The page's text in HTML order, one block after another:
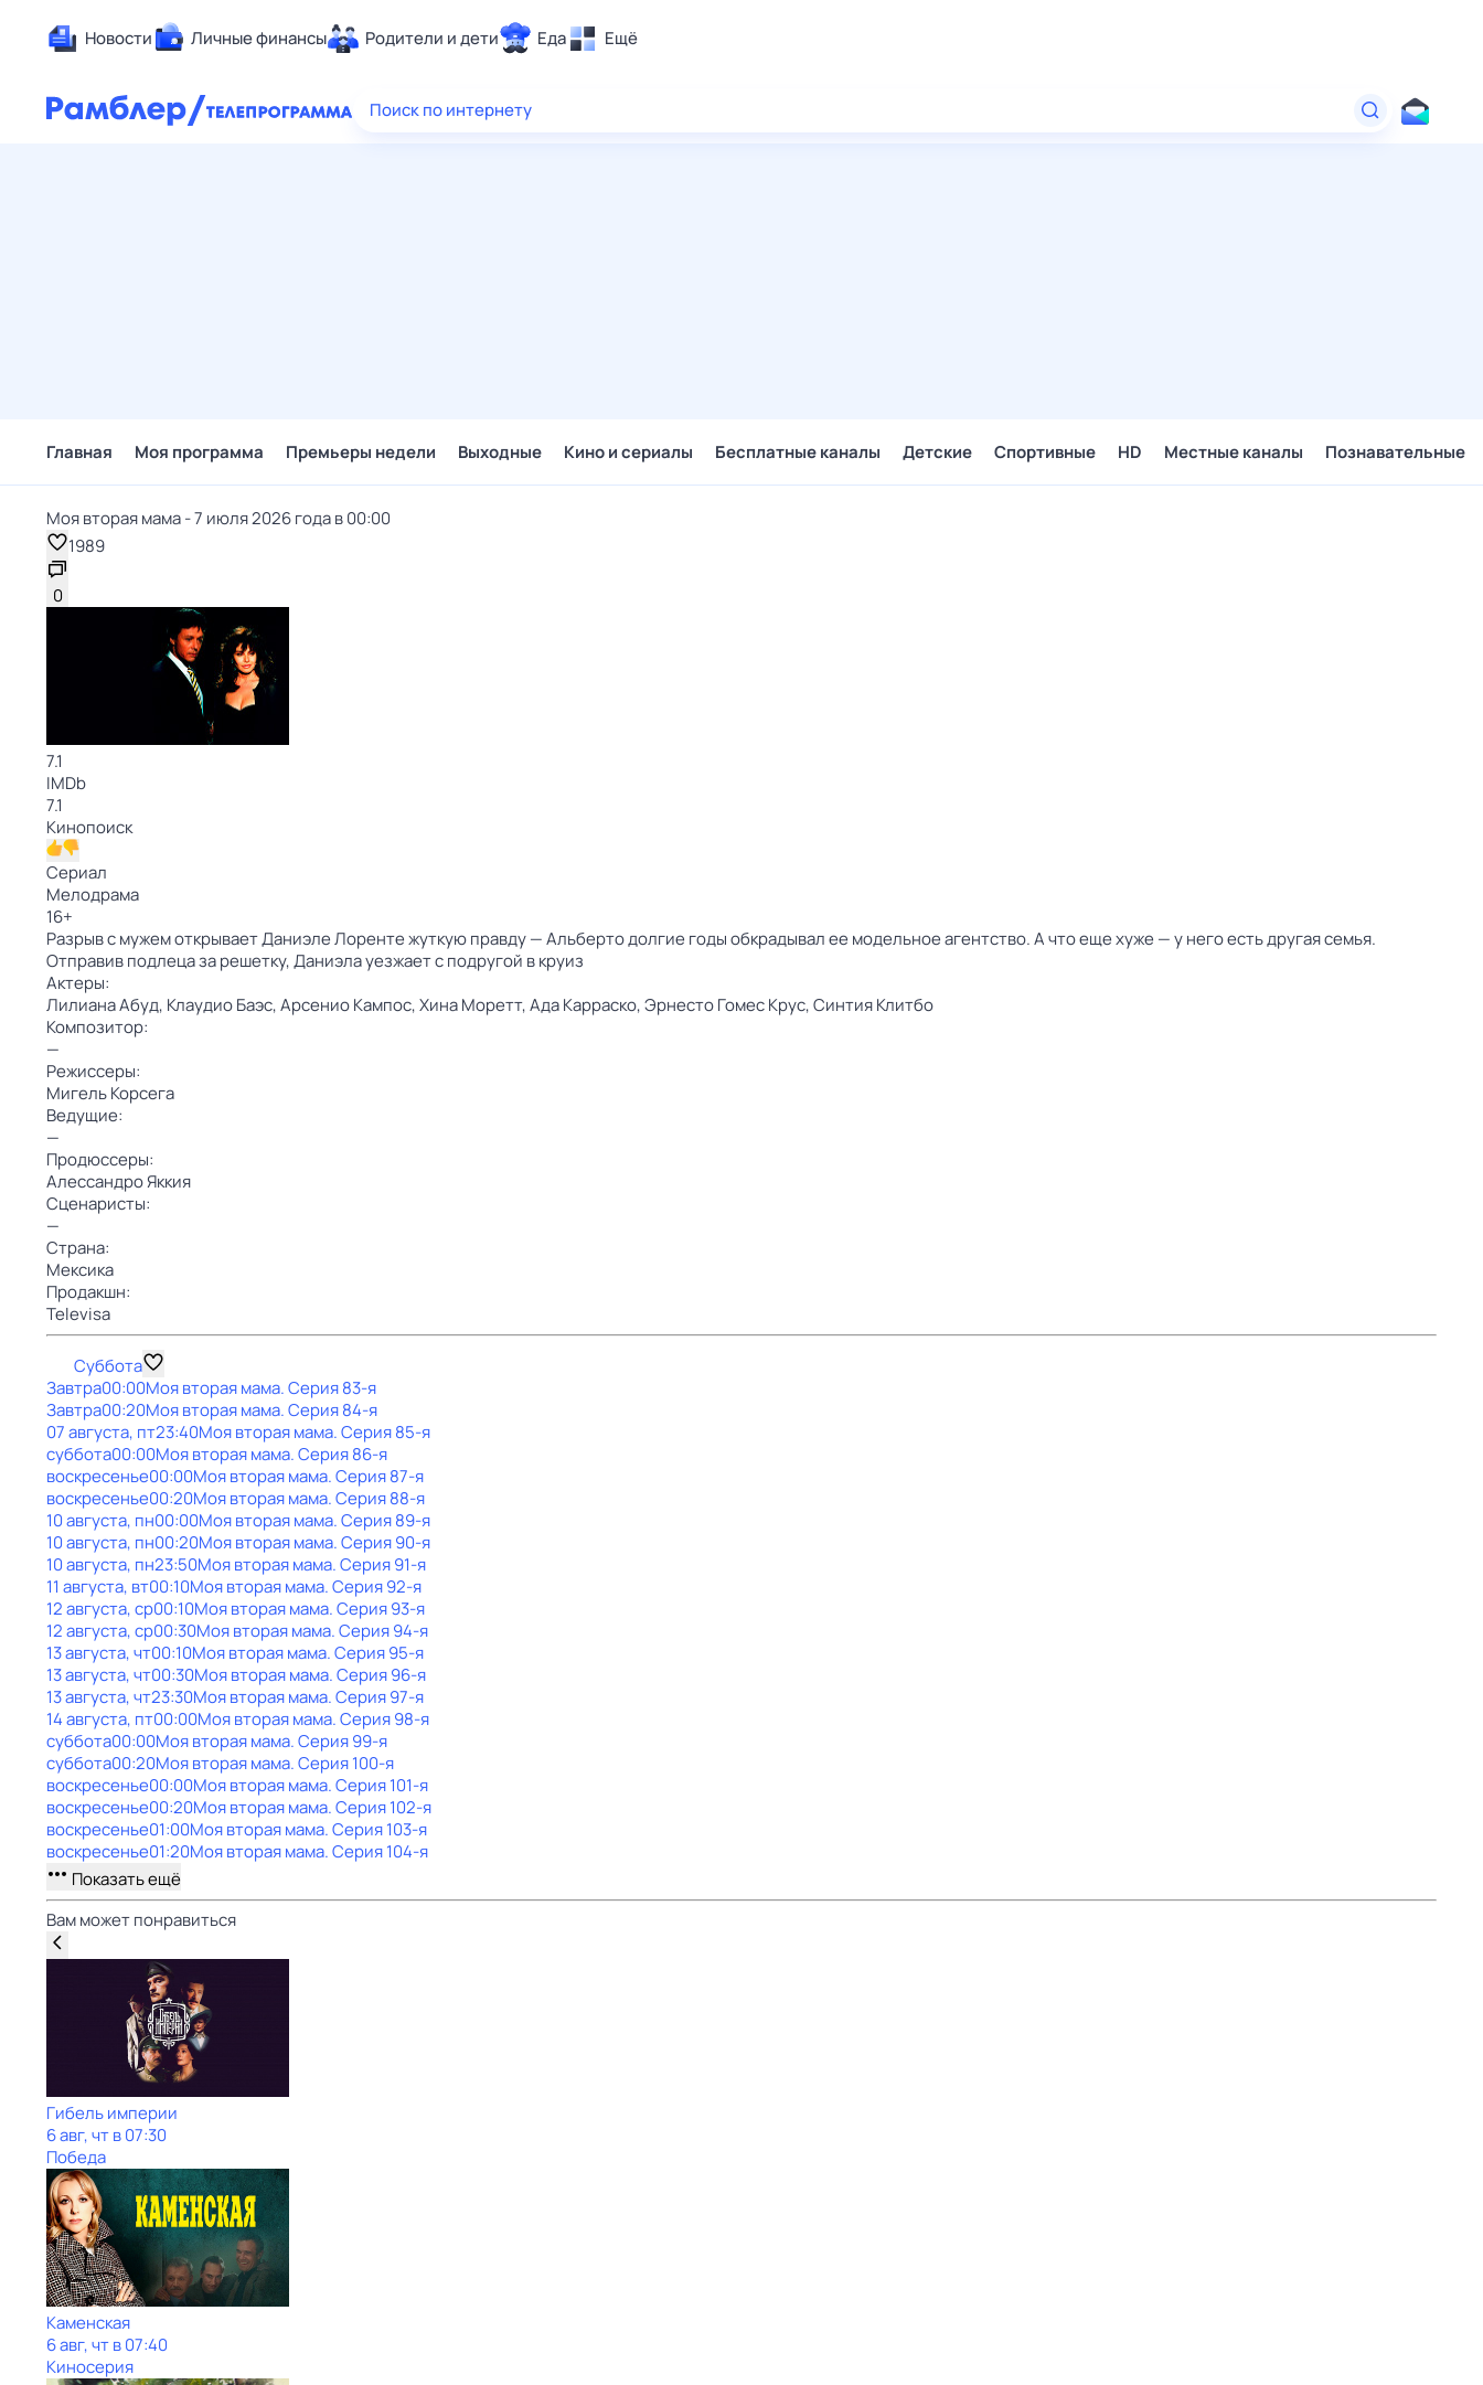
Новости Личные финансы Родители и дети Еда Ещё
Здоровье
Поиск по интернету
Главная Моя программа Премьеры недели Выходные Кино и сериалы Бесплатные каналы Детские Спортивные HD Местные каналы Познавательные
Моя вторая мама - 7 июля 2026 года в 00:00
1989
0
7.1
IMDb
7.1
Кинопоиск
Сериал
Мелодрама
16+
Разрыв с мужем открывает Даниэле Лоренте жуткую правду — Альберто долгие годы обкрадывал ее модельное агентство. А что еще хуже — у него есть другая семья.
Отправив подлеца за решетку, Даниэла уезжает с подругой в круиз
Актеры:
Лилиана Абуд, Клаудио Баэс,Арсенио Кампос,Хина Моретт,Ада Карраско,Эрнесто Гомес Крус,Синтия Клитбо
Композитор:
—
Режиссеры:
Мигель Корсега
Ведущие:
—
Продюссеры:
Алессандро Яккия
Сценаристы:
—
Страна:
Мексика
Продакшн:
Televisa
Суббота
Завтра00:00Моя вторая мама. Серия 83-я
Завтра00:20Моя вторая мама. Серия 84-я
07 августа, пт23:40Моя вторая мама. Серия 85-я
суббота00:00Моя вторая мама. Серия 86-я
воскресенье00:00Моя вторая мама. Серия 87-я
воскресенье00:20Моя вторая мама. Серия 88-я
10 августа, пн00:00Моя вторая мама. Серия 89-я
10 августа, пн00:20Моя вторая мама. Серия 90-я
10 августа, пн23:50Моя вторая мама. Серия 91-я
11 августа, вт00:10Моя вторая мама. Серия 92-я
12 августа, ср00:10Моя вторая мама. Серия 93-я
12 августа, ср00:30Моя вторая мама. Серия 94-я
13 августа, чт00:10Моя вторая мама. Серия 95-я
13 августа, чт00:30Моя вторая мама. Серия 96-я
13 августа, чт23:30Моя вторая мама. Серия 97-я
14 августа, пт00:00Моя вторая мама. Серия 98-я
суббота00:00Моя вторая мама. Серия 99-я
суббота00:20Моя вторая мама. Серия 100-я
воскресенье00:00Моя вторая мама. Серия 101-я
воскресенье00:20Моя вторая мама. Серия 102-я
воскресенье01:00Моя вторая мама. Серия 103-я
воскресенье01:20Моя вторая мама. Серия 104-я
Показать ещё
Вам может понравиться
Гибель империи
6 авг, чт в 07:30
Победа
Каменская
6 авг, чт в 07:40
Киносерия